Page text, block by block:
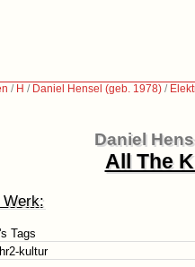
/ H / Daniel Hensel (geb. 1978) /
Daniel
All The
Werk:
Tags
kultur